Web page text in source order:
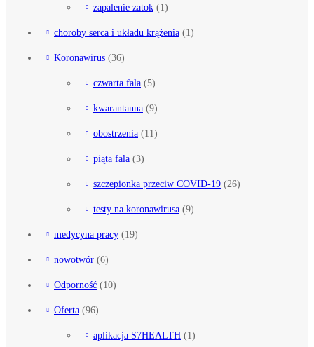
zapalenie zatok (1)
choroby serca i układu krążenia (1)
Koronawirus (36)
czwarta fala (5)
kwarantanna (9)
obostrzenia (11)
piąta fala (3)
szczepionka przeciw COVID-19 (26)
testy na koronawirusa (9)
medycyna pracy (19)
nowotwór (6)
Odporność (10)
Oferta (96)
aplikacja S7HEALTH (1)